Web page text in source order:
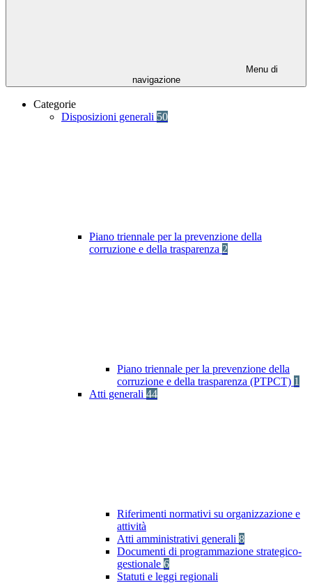
Menu di
navigazione
Categorie
Disposizioni generali 50
Piano triennale per la prevenzione della
corruzione e della trasparenza 2
Piano triennale per la prevenzione della
corruzione e della trasparenza (PTPCT) 1
Atti generali 44
Riferimenti normativi su organizzazione e
attività
Atti amministrativi generali 8
Documenti di programmazione strategico-
gestionale 6
Statuti e leggi regionali